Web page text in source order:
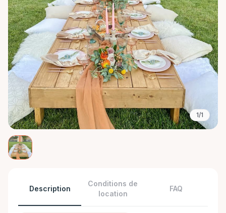
1/1
Description
Conditions de
location
FAQ